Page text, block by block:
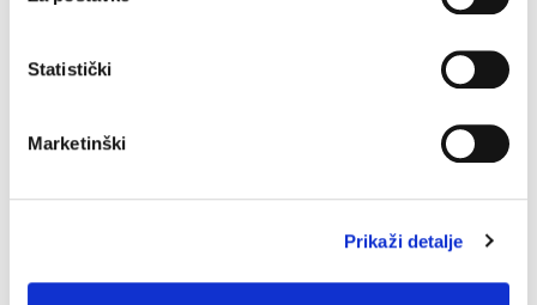
Statistički
Marketinški
Prikaži detalje